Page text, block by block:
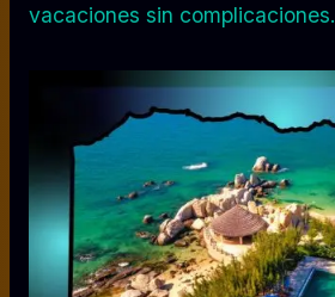
vacaciones sin complicaciones.